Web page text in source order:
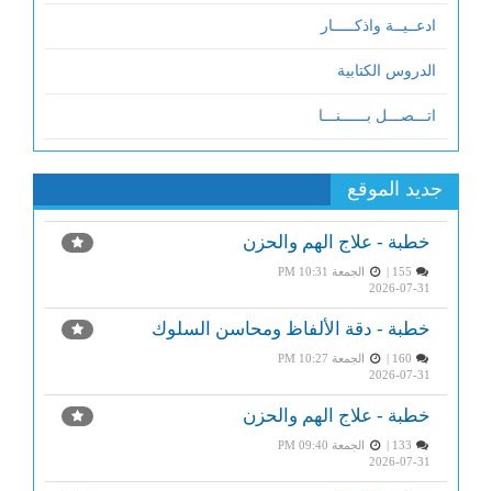
ادعــيــة واذكـــــار
الدروس الكتابية
اتـــصـــل بــــــنـــا
جديد الموقع
خطبة - علاج الهم والحزن
الجمعة PM 10:31
2026-07-31
خطبة - دقة الألفاظ ومحاسن السلوك
الجمعة PM 10:27
2026-07-31
خطبة - علاج الهم والحزن
الجمعة PM 09:40
2026-07-31